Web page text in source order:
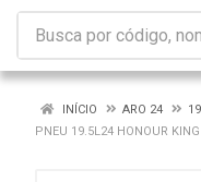
INÍCIO ARO 24
PNEU 19.5L24 HONOUR